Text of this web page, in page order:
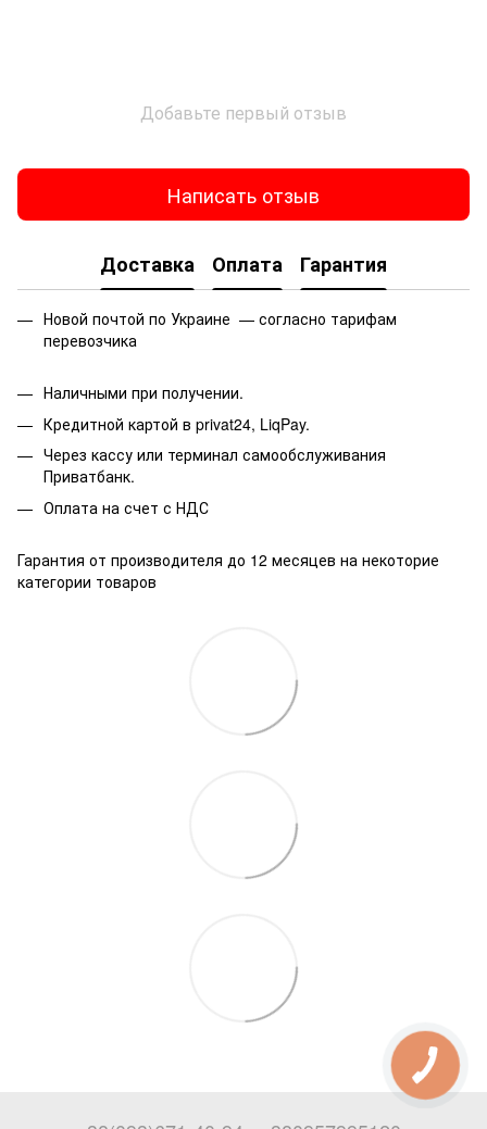
Добавьте первый отзыв
Написать отзыв
Доставка Оплата Гарантия
Новой почтой по Украине — согласно тарифам
перевозчика
Наличными при получении.
Кредитной картой в privat24, LiqPay.
Через кассу или терминал самообслуживания
Приватбанк.
Оплата на счет с НДС
Гарантия от производителя до 12 месяцев на некоторие
категории товаров